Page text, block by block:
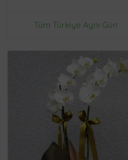
Tüm Türkiye Aynı Gün